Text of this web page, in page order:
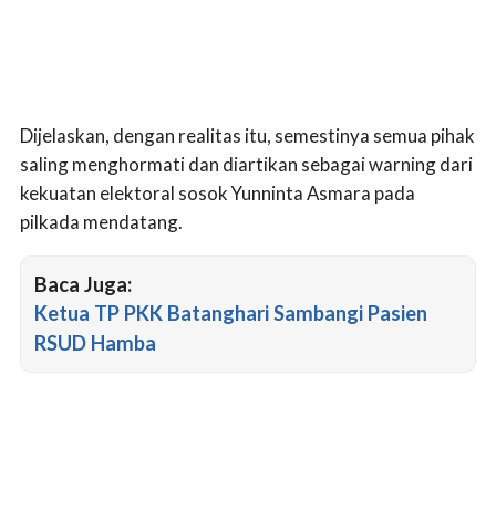
Dijelaskan, dengan realitas itu, semestinya semua pihak
saling menghormati dan diartikan sebagai warning dari
kekuatan elektoral sosok Yunninta Asmara pada
pilkada mendatang.
Baca Juga:
Ketua TP PKK Batanghari Sambangi Pasien
RSUD Hamba